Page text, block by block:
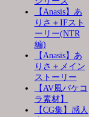
【Anasis】あ
りさ＋IFスト
ーリー(NTR
編)
【Anasis】あ
りさ＋メイン
ストーリー
【AV風パケコ
ラ素材】
【CG集】感人